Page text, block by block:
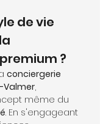
de vie
?
conciergerie
Valmer,
même du
. En s'engageant